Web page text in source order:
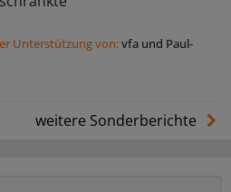
Unterstützung von:vfa und Paul-
weitere Sonderberichte